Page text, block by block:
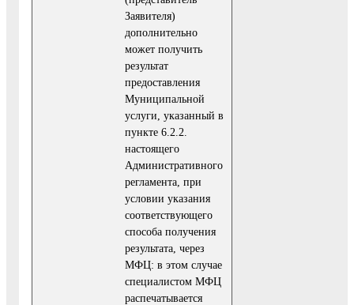
Заявителя)
дополнительно
может получить
результат
предоставления
Муниципальной
услуги, указанный в
пункте 6.2.2.
настоящего
Административного
регламента, при
условии указания
соответствующего
способа получения
результата, через
МФЦ: в этом случае
специалистом МФЦ
распечатывается